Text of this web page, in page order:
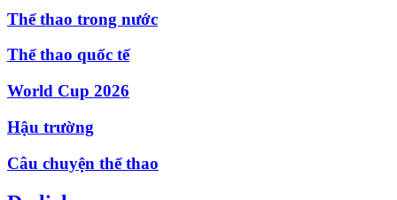
Thể thao trong nước
Thể thao quốc tế
World Cup 2026
Hậu trường
Câu chuyện thể thao